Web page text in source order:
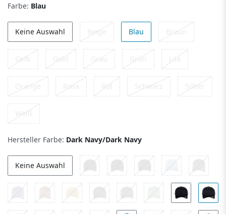
Farbe: Blau
Keine Auswahl Beige Blau Braun
Gelb Gold Grau Grün Lila
Orange Rosa Rot Schwarz Silber
Weiß
Hersteller Farbe: Dark Navy/Dark Navy
Keine Auswahl